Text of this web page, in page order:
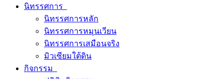
นิทรรศการ
นิทรรศการหลัก
นิทรรศการหมุนเวียน
นิทรรศการเสมือนจริง
มิวเซียมใต้ดิน
กิจกรรม